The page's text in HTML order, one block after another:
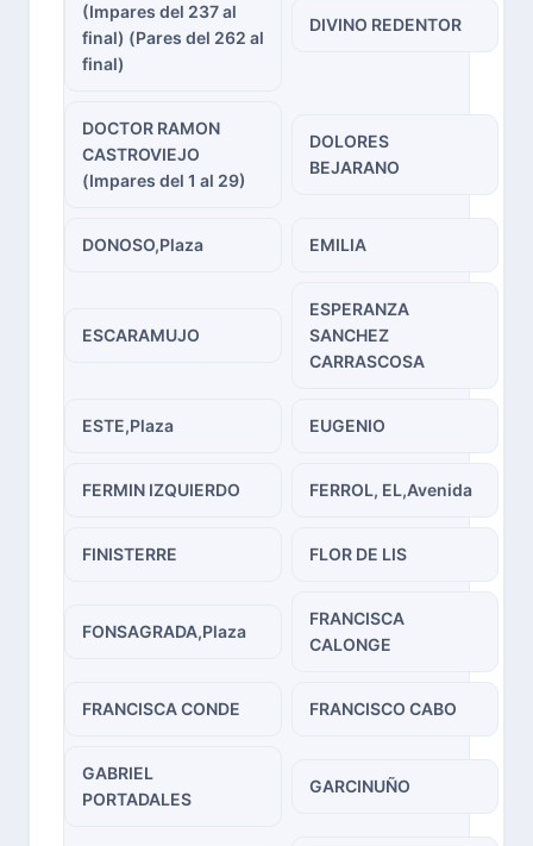
(Impares del 237 al
final) (Pares del 262 al
final)
DIVINO REDENTOR
DOCTOR RAMON
CASTROVIEJO
(Impares del 1 al 29)
DOLORES
BEJARANO
DONOSO,Plaza EMILIA
ESCARAMUJO
ESPERANZA
SANCHEZ
CARRASCOSA
ESTE,Plaza EUGENIO
FERMIN IZQUIERDO FERROL, EL,Avenida
FINISTERRE FLOR DE LIS
FONSAGRADA,Plaza
FRANCISCA
CALONGE
FRANCISCA CONDE FRANCISCO CABO
GABRIEL
PORTADALES
GARCINUÑO